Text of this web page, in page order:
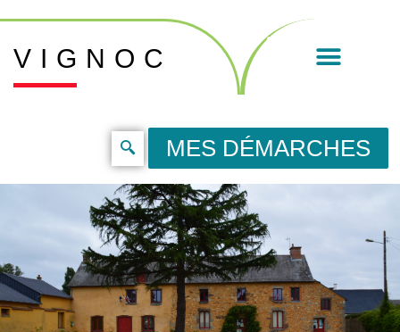
VIGNOC
MES DÉMARCHES